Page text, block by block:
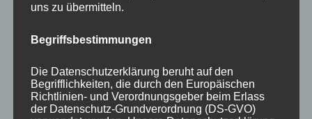
Aktuelles vom MP
Allgemein
Impulse zur persönlichen Reflexion
Naturfoto-Blog
uns zu übermitteln.
Begriffsbestimmungen
Die Datenschutzerklärung beruht auf den
Begrifflichkeiten, die durch den Europäischen
Richtlinien- und Verordnungsgeber beim Erlass
der Datenschutz-Grundverordnung (DS-GVO)